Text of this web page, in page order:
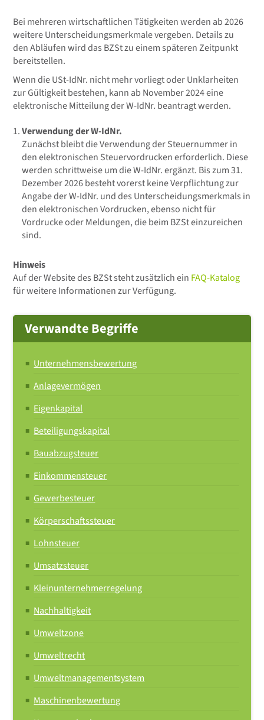
Bei mehreren wirtschaftlichen Tätigkeiten werden ab 2026
weitere Unterscheidungsmerkmale vergeben. Details zu
den Abläufen wird das BZSt zu einem späteren Zeitpunkt
bereitstellen.
Wenn die USt-IdNr. nicht mehr vorliegt oder Unklarheiten
zur Gültigkeit bestehen, kann ab November 2024 eine
elektronische Mitteilung der W-IdNr. beantragt werden.
Verwendung der W-IdNr.
Zunächst bleibt die Verwendung der Steuernummer in
den elektronischen Steuervordrucken erforderlich. Diese
werden schrittweise um die W-IdNr. ergänzt. Bis zum 31.
Dezember 2026 besteht vorerst keine Verpflichtung zur
Angabe der W-IdNr. und des Unterscheidungsmerkmals in
den elektronischen Vordrucken, ebenso nicht für
Vordrucke oder Meldungen, die beim BZSt einzureichen
sind.
Hinweis
Auf der Website des BZSt steht zusätzlich ein FAQ-Katalog
für weitere Informationen zur Verfügung.
Verwandte Begriffe
Unternehmensbewertung
Anlagevermögen
Eigenkapital
Beteiligungskapital
Bauabzugsteuer
Einkommensteuer
Gewerbesteuer
Körperschaftssteuer
Lohnsteuer
Umsatzsteuer
Kleinunternehmerregelung
Nachhaltigkeit
Umweltzone
Umweltrecht
Umweltmanagementsystem
Maschinenbewertung